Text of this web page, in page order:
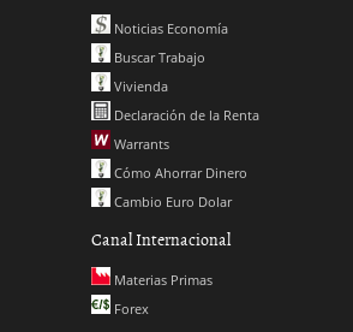
Noticias Economía
Buscar Trabajo
Vivienda
Declaración de la Renta
Warrants
Cómo Ahorrar Dinero
Cambio Euro Dolar
Canal Internacional
Materias Primas
Forex